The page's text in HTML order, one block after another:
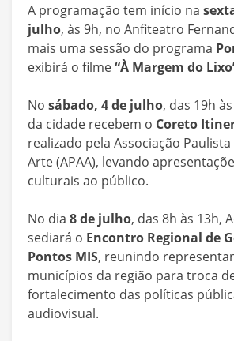
A programação tem início na
julho, às 9h, no Anfiteatro
mais uma sessão do programa
exibirá o filme“À Margem do
No sábado, 4 de julho, das 19h
da cidade recebem o Coreto
realizado pela Associação
Arte (APAA), levando
culturais ao público.
No dia 8 de julho, das 8h às 13h,
sediará o Encontro Regional de
Pontos MIS, reunindo
municípios da região para troca
fortalecimento das políticas
audiovisual.